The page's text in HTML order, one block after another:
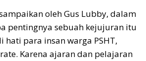
oleh Gus Lubby, dalam
pentingnya sebuah kejujuran itu
hati para insan warga PSHT,
Karena ajaran dan pelajaran